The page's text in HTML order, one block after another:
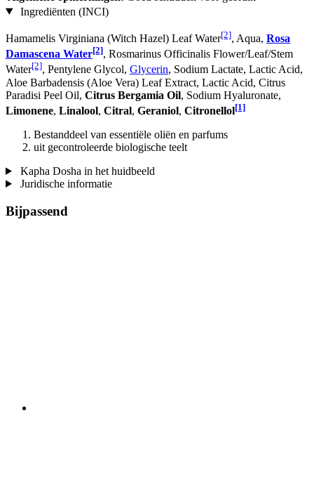
Ingrediënten (INCI)
Hamamelis Virginiana (Witch Hazel) Leaf Water[2], Aqua, Rosa
Damascena Water[2], Rosmarinus Officinalis Flower/Leaf/Stem
Water[2], Pentylene Glycol, Glycerin, Sodium Lactate, Lactic Acid,
Aloe Barbadensis (Aloe Vera) Leaf Extract, Lactic Acid, Citrus
Paradisi Peel Oil, Citrus Bergamia Oil, Sodium Hyaluronate,
Limonene, Linalool, Citral, Geraniol, Citronellol[1]
Bestanddeel van essentiële oliën en parfums
uit gecontroleerde biologische teelt
Kapha Dosha in het huidbeeld
Juridische informatie
Bijpassend